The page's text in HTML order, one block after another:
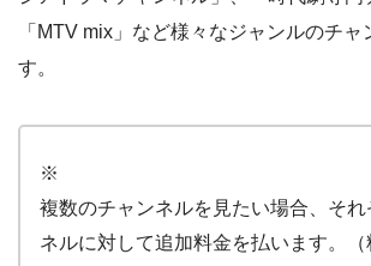
「MTV mix」など様々なジャンルのチャ
す。
※
複数のチャンネルを見たい場合、そ
ネルに対して追加料金を払います。